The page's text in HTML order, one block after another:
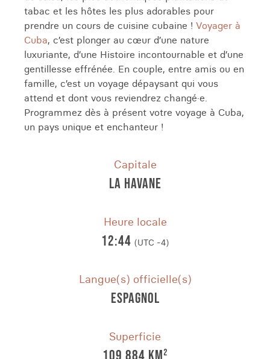
tabac et les hôtes les plus adorables pour
prendre un cours de cuisine cubaine ! Voyager à
Cuba, c’est plonger au cœur d’une nature
luxuriante, d’une Histoire incontournable et d’une
gentillesse effrénée. En couple, entre amis ou en
famille, c’est un voyage dépaysant qui vous
attend et dont vous reviendrez changé·e.
Programmez dès à présent votre voyage à Cuba,
un pays unique et enchanteur !
Capitale
LA HAVANE
Heure locale
12:44 (UTC -4)
Langue(s) officielle(s)
ESPAGNOL
Superficie